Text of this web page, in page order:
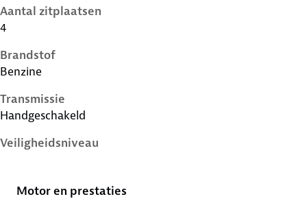
Aantal zitplaatsen
4
Brandstof
Benzine
Transmissie
Handgeschakeld
Veiligheidsniveau
Motor en prestaties